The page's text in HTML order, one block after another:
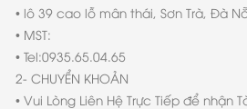
• lô 39 cao lỗ mân thái, Sơn Trà, Đà
• MST:
• Tel:0935.65.04.65
2- CHUYỂN KHOẢN
• Vui Lòng Liên Hệ Trực Tiếp để nhận